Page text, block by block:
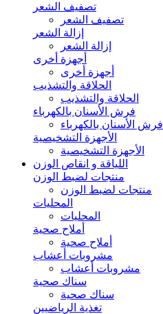
تصفيف الشعر
تصفيف الشعر
إزالة الشعر
إزالة الشعر
أجهزة أخرى
أجهزة أخرى
الحلاقة والتشذيب
الحلاقة والتشذيب
فرش الأسنان بالكهرباء
فرش الأسنان بالكهرباء
الأجهزة التشخيصية
الأجهزة التشخيصية
اللياقة و انقاص الوزن
منتجات لضبط الوزن
منتجات لضبط الوزن
المحليات
المحليات
أملاح صحية
أملاح صحية
مشروبات أعشاب
مشروبات أعشاب
سناك صحية
سناك صحية
تغذية الرياضيين